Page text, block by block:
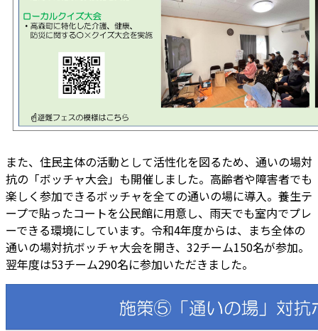
また、住民主体の活動として活性化を図るため、通いの場対
抗の「ボッチャ大会」も開催しました。高齢者や障害者でも
楽しく参加できるボッチャを全ての通いの場に導入。養生テ
ープで貼ったコートを公民館に用意し、雨天でも室内でプレ
ーできる環境にしています。令和4年度からは、まち全体の
通いの場対抗ボッチャ大会を開き、32チーム150名が参加。
翌年度は53チーム290名に参加いただきました。